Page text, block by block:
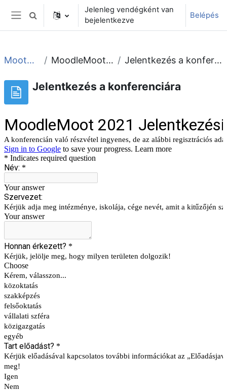
Tovább a fő tartalomhoz
Oldalpanel
Keresési bemeneti adatok váltása
Jelenleg vendégként van
bejelentkezve
Belépés
Moot2021 MoodleMoot 2021 Jelentkezés a konferenciára
Jelentkezés a konferenciára